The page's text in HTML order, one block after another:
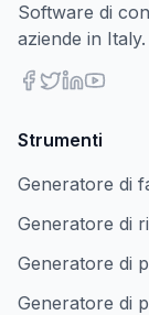
Software di
aziende in Italy.
Strumenti
Generatore di
Generatore di
Generatore di
Generatore di